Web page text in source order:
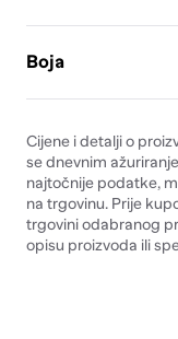
Boja
Cijene i detalji o
se dnevnim
najtočnije podatke,
na trgovinu. Prije
trgovini odabranog
opisu proizvoda ili